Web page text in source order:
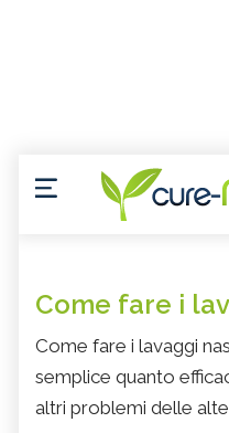
Come fare i
Come fare i lavaggi
semplice quanto
altri problemi delle